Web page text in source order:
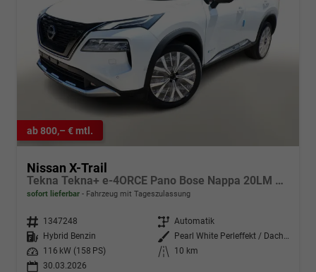
ab 800,– € mtl.
Nissan X-Trail
Tekna Tekna+ e-4ORCE Pano Bose Nappa 20LM SHZ
sofort lieferbar Fahrzeug mit Tageszulassung
Fahrzeugnr. 1347248 Getriebe Automatik
Kraftstoff
Hybrid Benzin Außenfarbe
Pearl White Perleffekt / Dachfar
Leistung
116 kW (158 PS) Kilometerstand
10 km
30.03.2026